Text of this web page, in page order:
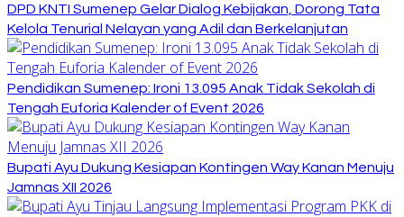
DPD KNTI Sumenep Gelar Dialog Kebijakan, Dorong Tata
Kelola Tenurial Nelayan yang Adil dan Berkelanjutan
Pendidikan Sumenep: Ironi 13.095 Anak Tidak Sekolah di
Tengah Euforia Kalender of Event 2026
Bupati Ayu Dukung Kesiapan Kontingen Way Kanan Menuju
Jamnas XII 2026